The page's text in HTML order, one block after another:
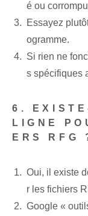
é ou
Essayez
ogramme‌.
Si rien ne
s spécifiques
6.
LIGNE
ERS RFG
Oui, il existe
r les fichiers
Google «